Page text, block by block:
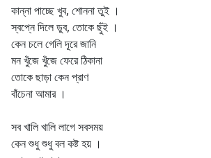
কান্না পাচ্ছে খুব, শোননা তুই ।
স্বপ্নে দিলে ডুব, তোকে ছুঁই ।
কেন চলে গেলি দূরে জানি
মন খুঁজে খুঁজে ফেরে ঠিকানা
তোকে ছাড়া কেন প্রাণ
বাঁচেনা আমার ।
সব খালি খালি লাগে সবসময়
কেন শুধু শুধু বল কষ্ট হয় ।